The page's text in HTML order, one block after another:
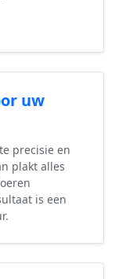
uw
precisie en
plakt alles
is een